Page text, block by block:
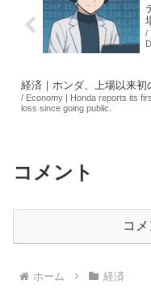
/
経済｜ホンダ、上場以来初
/ Economy | Honda reports its
loss since going public.
コメント
コ
ホーム 経済